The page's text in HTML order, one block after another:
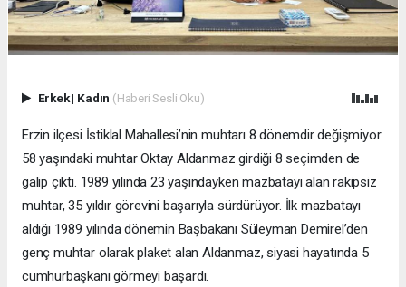
Erkek| Kadın (Haberi Sesli Oku)
Erzin ilçesi İstiklal Mahallesi’nin muhtarı 8 dönemdir değişmiyor.
58 yaşındaki muhtar Oktay Aldanmaz girdiği 8 seçimden de
galip çıktı. 1989 yılında 23 yaşındayken mazbatayı alan rakipsiz
muhtar, 35 yıldır görevini başarıyla sürdürüyor. İlk mazbatayı
aldığı 1989 yılında dönemin Başbakanı Süleyman Demirel’den
genç muhtar olarak plaket alan Aldanmaz, siyasi hayatında 5
cumhurbaşkanı görmeyi başardı.